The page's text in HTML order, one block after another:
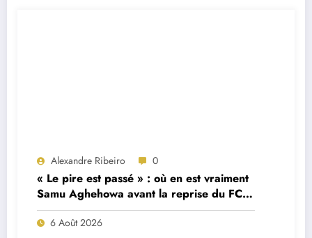
Alexandre Ribeiro 0
« Le pire est passé » : où en est vraiment
Samu Aghehowa avant la reprise du FC
Porto ?
6 Août 2026